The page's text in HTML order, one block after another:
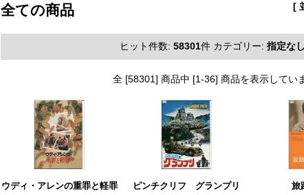
[
全ての商品
ヒット件数: 58301件 カテゴリー: 指定なし
全 [58301] 商品中 [1-36] 商品を表示してい
ウディ・アレンの重罪と軽罪 ピンチクリフ グランプリ 旅